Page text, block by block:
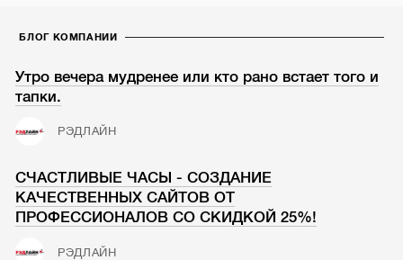
БЛОГ КОМПАНИИ
Утро вечера мудренее или кто рано встает того и
тапки.
РЭДЛАЙН
СЧАСТЛИВЫЕ ЧАСЫ - СОЗДАНИЕ
КАЧЕСТВЕННЫХ САЙТОВ ОТ
ПРОФЕССИОНАЛОВ СО СКИДКОЙ 25%!
РЭДЛАЙН